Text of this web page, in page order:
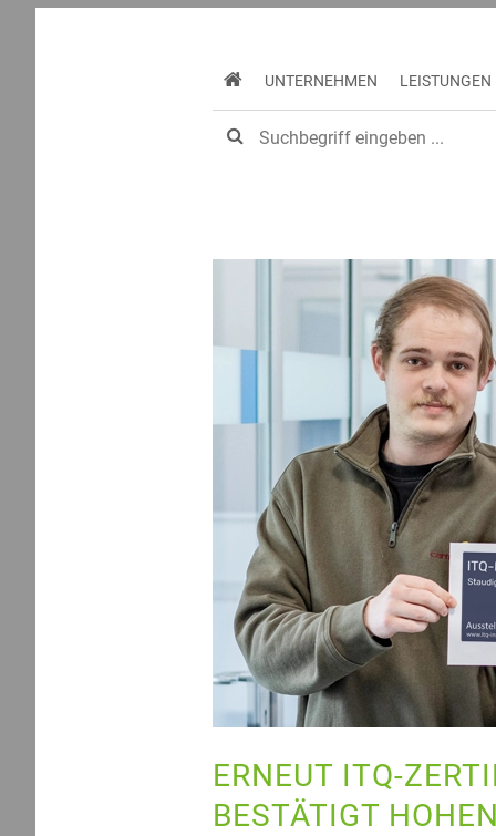
UNTERNEHMEN LEISTUNGEN
Home Unternehmen Aktuelles
ERNEUT ITQ-
BESTÄTIGT